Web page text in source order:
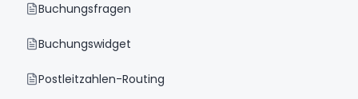
Buchungsfragen
Buchungswidget
Postleitzahlen-Routing